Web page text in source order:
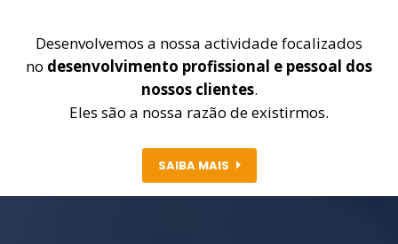
Desenvolvemos a nossa actividade focalizados
no desenvolvimento profissional e pessoal dos
nossos clientes.
Eles são a nossa razão de existirmos.
SAIBA MAIS